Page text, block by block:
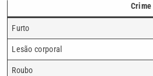
Crime
Furto
Lesão corporal
Roubo